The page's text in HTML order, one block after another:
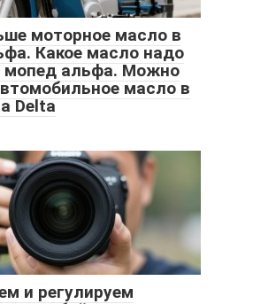
моторное масло в
Какое масло надо
мопед альфа. Можно
масло в
Delta
и регулируем